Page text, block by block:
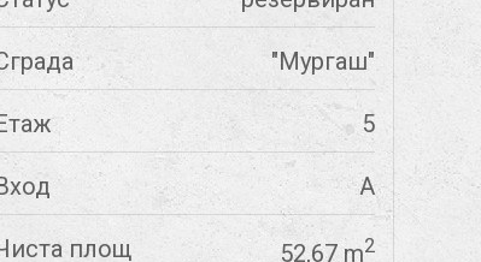
"Мургаш"
5
А
площ 52,67 m2